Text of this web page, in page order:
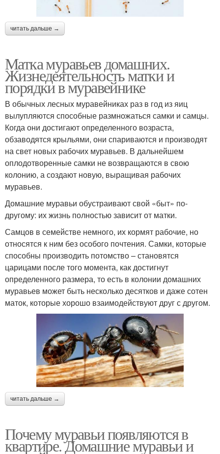
читать дальше →
Матка муравьев домашних.
Жизнедеятельность матки и
порядки в муравейнике
В обычных лесных муравейниках раз в год из яиц
вылупляются способные размножаться самки и самцы.
Когда они достигают определенного возраста,
обзаводятся крыльями, они спариваются и производят
на свет новых рабочих муравьев. В дальнейшем
оплодотворенные самки не возвращаются в свою
колонию, а создают новую, выращивая рабочих
муравьев.
Домашние муравьи обустраивают свой «быт» по-
другому: их жизнь полностью зависит от матки.
Самцов в семействе немного, их кормят рабочие, но
относятся к ним без особого почтения. Самки, которые
способны производить потомство – становятся
царицами после того момента, как достигнут
определенного размера, то есть в колонии домашних
муравьев может быть несколько десятков и даже сотен
маток, которые хорошо взаимодействуют друг с другом.
читать дальше →
Почему муравьи появляются в
квартире. Домашние муравьи и